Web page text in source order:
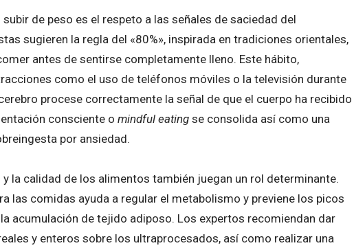
de peso es el respeto a las señales de saciedad del
sugieren la regla del «80%», inspirada en tradiciones orientales,
antes de sentirse completamente lleno. Este hábito,
como el uso de teléfonos móviles o la televisión durante
procese correctamente la señal de que el cuerpo ha recibido
consciente o mindful eating se consolida así como una
por ansiedad.
la calidad de los alimentos también juegan un rol determinante.
las comidas ayuda a regular el metabolismo y previene los picos
acumulación de tejido adiposo. Los expertos recomiendan dar
y enteros sobre los ultraprocesados, así como realizar una